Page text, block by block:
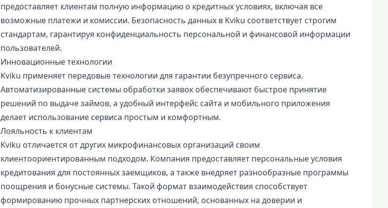
предоставляет клиентам полную информацию о кредитных условиях, включая все
возможные платежи и комиссии. Безопасность данных в Kviku соответствует строгим
стандартам, гарантируя конфиденциальность персональной и финансовой информации
пользователей.
Инновационные технологии
Kviku применяет передовые технологии для гарантии безупречного сервиса.
Автоматизированные системы обработки заявок обеспечивают быстрое принятие
решений по выдаче займов, а удобный интерфейс сайта и мобильного приложения
делает использование сервиса простым и комфортным.
Лояльность к клиентам
Kviku отличается от других микрофинансовых организаций своим
клиентоориентированным подходом. Компания предоставляет персональные условия
кредитования для постоянных заемщиков, а также внедряет разнообразные программы
поощрения и бонусные системы. Такой формат взаимодействия способствует
формированию прочных партнерских отношений, основанных на доверии и